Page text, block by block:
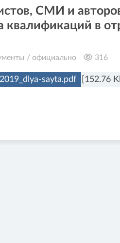
СМИ и
квалификаций в
/ официально 316
sayta.pdf [152.76